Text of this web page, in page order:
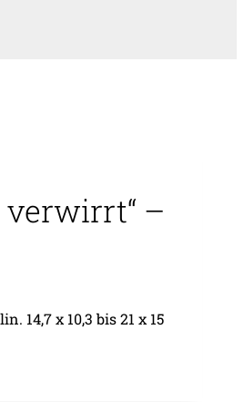
verwirrt“ –
x 10,3 bis 21 x 15